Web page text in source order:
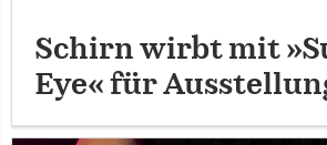
Schirn wirbt mit
Eye« für